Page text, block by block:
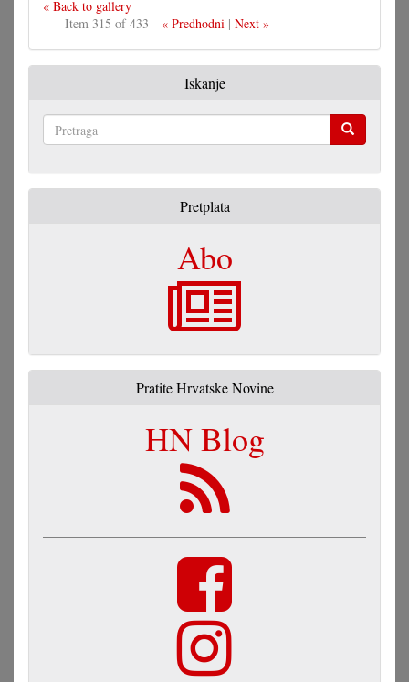
« Back to gallery
Item 315 of 433
« Predhodni| Next »
Iskanje
Pretplata
Abo
Pratite Hrvatske Novine
HN Blog